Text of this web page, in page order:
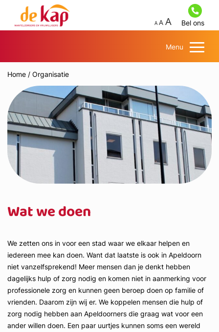
Bel ons
Menu
Home / Organisatie
Wat we doen
We zetten ons in voor een stad waar we elkaar helpen en
iedereen mee kan doen. Want dat laatste is ook in Apeldoorn
niet vanzelfsprekend! Meer mensen dan je denkt hebben
dagelijks hulp of zorg nodig en komen niet in aanmerking voor
professionele zorg en kunnen geen beroep doen op familie of
vrienden. Daarom zijn wij er. We koppelen mensen die hulp of
zorg nodig hebben aan Apeldoorners die graag wat voor een
ander willen doen. Een paar uurtjes kunnen soms een wereld